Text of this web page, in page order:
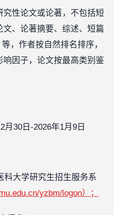
性论文或论著，不包括短
、论著摘要、综述、短篇
，作者按自然排名排序，
因子，论文按最高类别鉴
月30日-2026年1月9日
科大学研究生招生服务系
yzbm/logon）；